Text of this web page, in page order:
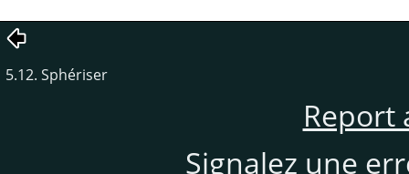
5.12. Sphériser
Report
Signalez une